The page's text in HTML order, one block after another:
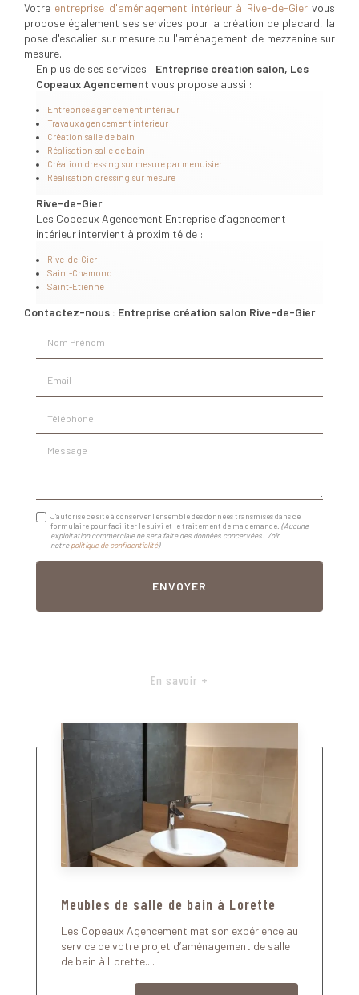
Votre entreprise d'aménagement intérieur à Rive-de-Giervous
propose également ses services pour la création de placard, la
pose d'escalier sur mesure ou l'aménagement de mezzanine sur
mesure.
En plus de ses services : Entreprise création salon, Les
Copeaux Agencement vous propose aussi :
Entreprise agencement intérieur
Travaux agencement intérieur
Création salle de bain
Réalisation salle de bain
Création dressing sur mesure par menuisier
Réalisation dressing sur mesure
Rive-de-Gier
Les Copeaux Agencement Entreprise d’agencement
intérieur intervient à proximité de :
Rive-de-Gier
Saint-Chamond
Saint-Etienne
Contactez-nous : Entreprise création salon Rive-de-Gier
Message
J'autorise ce site à conserver l'ensemble des données transmises dans ce
formulaire pour faciliter le suivi et le traitement de ma demande.(Aucune
exploitation commerciale ne sera faite des données concervées. Voir
notrepolitique de confidentialité)
En savoir +
Meubles de salle de bain à Lorette
Les Copeaux Agencement met son expérience au
service de votre projet d’aménagement de salle
de bain à Lorette....